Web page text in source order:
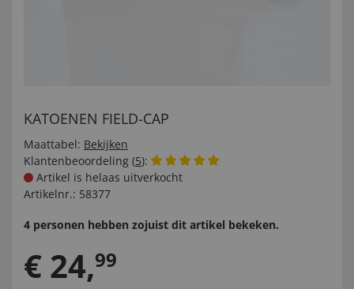
KATOENEN FIELD-CAP
Maattabel: Bekijken
Klantenbeoordeling (5):
Artikel is helaas uitverkocht
Artikelnr.: 58377
4 personen hebben zojuist dit artikel bekeken.
€ 24,99